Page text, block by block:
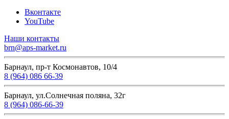
Вконтакте
YouTube
Наши контакты
brn@aps-market.ru
Барнаул, пр-т Космонавтов, 10/4
8 (964) 086 66-39
Барнаул, ул.Солнечная поляна, 32г
8 (964) 086-66-39